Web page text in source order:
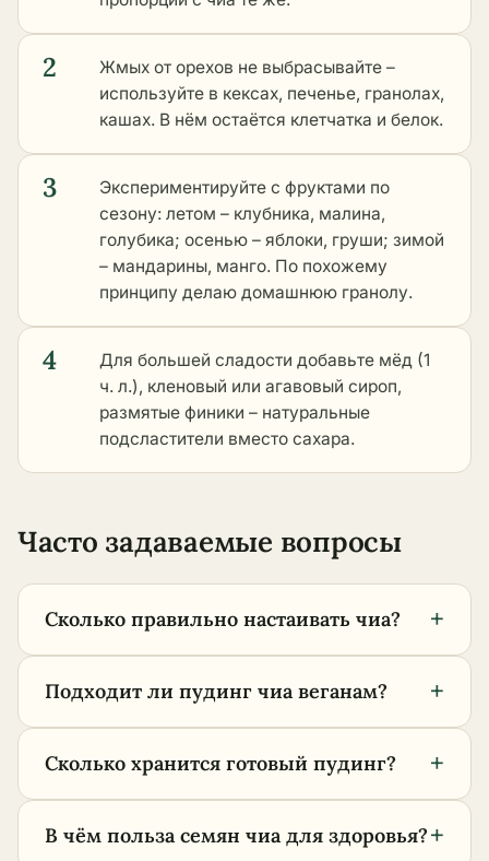
2
Жмых от орехов не выбрасывайте –
используйте в кексах, печенье, гранолах,
кашах. В нём остаётся клетчатка и белок.
3
Экспериментируйте с фруктами по
сезону: летом – клубника, малина,
голубика; осенью – яблоки, груши; зимой
– мандарины, манго. По похожему
принципу делаю домашнюю гранолу.
4
Для большей сладости добавьте мёд (1
ч. л.), кленовый или агавовый сироп,
размятые финики – натуральные
подсластители вместо сахара.
Часто задаваемые вопросы
Сколько правильно настаивать чиа? +
Подходит ли пудинг чиа веганам? +
Сколько хранится готовый пудинг? +
В чём польза семян чиа для здоровья?+